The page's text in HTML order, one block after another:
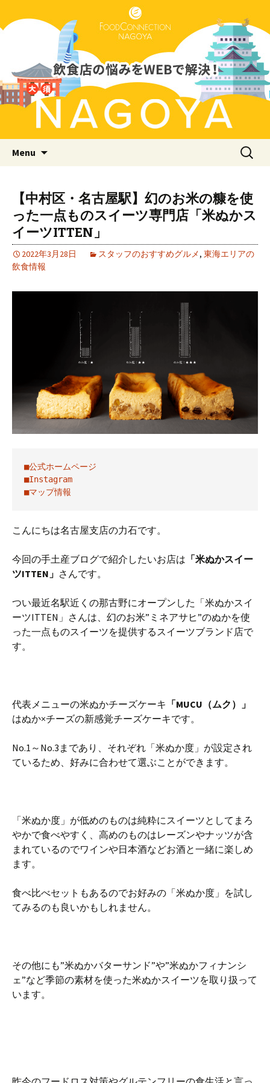
フードコネクション名古屋支店
ブログ
Just another WordPress site
Menu
検
【中村区・名古屋駅】幻のお米の糠を使
った一点ものスイーツ専門店「米ぬかス
イーツITTEN」
2022年3月28日 スタッフのおすすめグルメ, 東海エリアの
飲食情報
■公式ホームページ
■Instagram
■マップ情報
こんにちは名古屋支店の力石です。
今回の手土産ブログで紹介したいお店は 「米ぬかスイー
ツITTEN」 さんです。
つい最近名駅近くの那古野にオープンした「米ぬかスイ
ーツITTEN」さんは、幻のお米”ミネアサヒ”のぬかを使
った一点ものスイーツを提供するスイーツブランド店で
す。
代表メニューの米ぬかチーズケーキ 「MUCU（ムク）」
はぬか×チーズの新感覚チーズケーキです。
No.1～No.3まであり、それぞれ「米ぬか度」が設定され
ているため、好みに合わせて選ぶことができます。
「米ぬか度」が低めのものは純粋にスイーツとしてまろ
やかで食べやすく、高めのものはレーズンやナッツが含
まれているのでワインや日本酒などお酒と一緒に楽しめ
ます。
食べ比べセットもあるのでお好みの「米ぬか度」を試し
てみるのも良いかもしれません。
その他にも”米ぬかバターサンド”や”米ぬかフィナンシ
ェ”など季節の素材を使った米ぬかスイーツを取り扱って
います。